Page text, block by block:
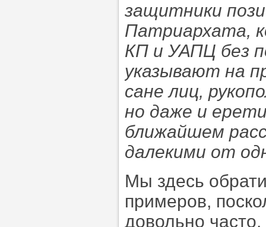
защитники
Патриархата,
КП и УАПЦ без
указывают на
сане лиц,
но даже и
ближайшем
далекими от
Мы здесь
примеров,
довольно